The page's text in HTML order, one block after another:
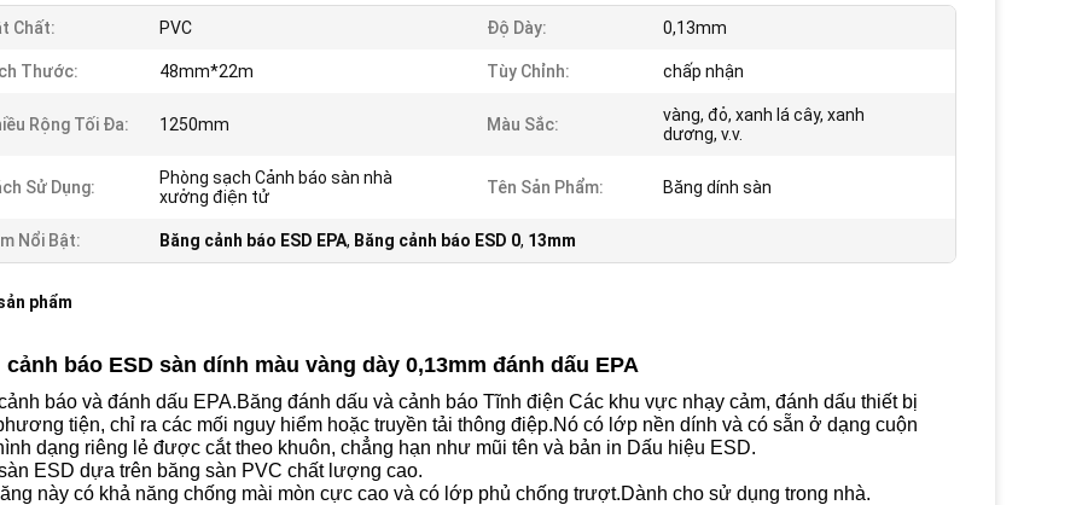
Chất: PVC Độ Dày: 0,13mm
Thước: 48mm*22m Tùy Chỉnh: chấp nhận
Rộng Tối Đa: 1250mm Màu Sắc:
vàng, đỏ, xanh lá cây, xanh
dương, v.v.
Sử Dụng:
Phòng sạch Cảnh báo sàn nhà
xưởng điện tử
Tên Sản Phẩm: Băng dính sàn
Nổi Bật: Băng cảnh báo ESD EPA, Băng cảnh báo ESD 0, 13mm
phẩm
cảnh báo ESD sàn dính màu vàng dày 0,13mm đánh dấu EPA
báo và đánh dấu EPA.Băng đánh dấu và cảnh báo Tĩnh điện Các khu vực nhạy cảm, đánh dấu thiết bị
tiện, chỉ ra các mối nguy hiểm hoặc truyền tải thông điệp.Nó có lớp nền dính và có sẵn ở dạng cuộn
dạng riêng lẻ được cắt theo khuôn, chẳng hạn như mũi tên và bản in Dấu hiệu ESD.
ESD dựa trên băng sàn PVC chất lượng cao.
này có khả năng chống mài mòn cực cao và có lớp phủ chống trượt.Dành cho sử dụng trong nhà.